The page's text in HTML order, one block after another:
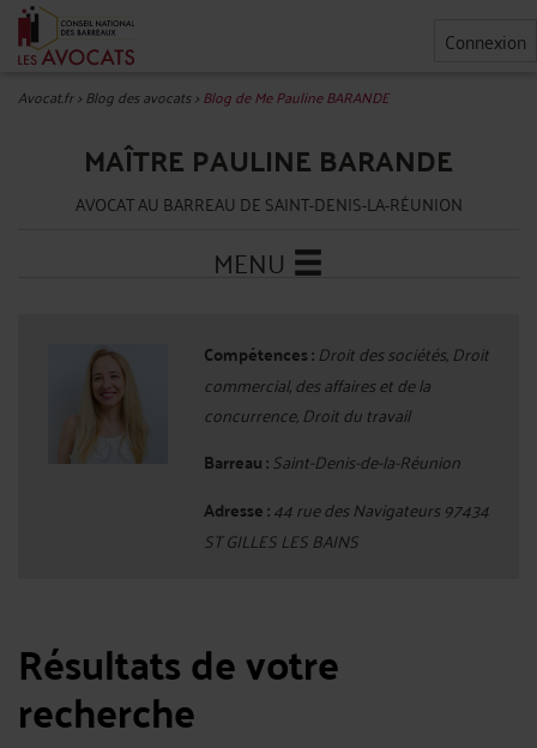
Connexion
Avocat.fr>Blog des avocats>Blog de Me Pauline BARANDE
MAÎTRE PAULINE BARANDE
AVOCAT AU BARREAU DE SAINT-DENIS-LA-RÉUNION
MENU
Compétences : Droit des sociétés, Droit
commercial, des affaires et de la
concurrence, Droit du travail
Barreau :Saint-Denis-de-la-Réunion
Adresse :44 rue des Navigateurs 97434
ST GILLES LES BAINS
Résultats de votre
recherche